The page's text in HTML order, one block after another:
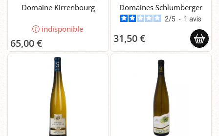
Domaine Kirrenbourg
indisponible
65,00 €
Domaines Schlumberger
2/5 - 1avis
31,50 €